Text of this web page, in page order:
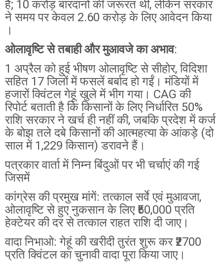
है; 10 करोड़ बारदानों की जरूरत थी, लेकिन सरकार
ने समय पर केवल 2.60 करोड़ के लिए आवेदन किया
।
ओलावृष्टि से तबाही और मुआवजे का अभाव:
1 अप्रैल को हुई भीषण ओलावृष्टि से सीहोर, विदिशा
सहित 17 जिलों में फसलें बर्बाद हो गईं। मंडियों में
हजारों क्विंटल गेहूं खुले में भीग गया। CAG की
रिपोर्ट बताती है कि किसानों के लिए निर्धारित 50%
राशि सरकार ने खर्च ही नहीं की, जबकि प्रदेश में कर्ज
के बोझ तले दबे किसानों की आत्महत्या के आंकड़े (दो
साल में 1,229 किसान) डरावने हैं।
पत्रकार वार्ता में निम्न बिंदुओं पर भी चर्चाएं की गई
जिसमें
कांग्रेस की प्रमुख मांगें: तत्काल सर्वे एवं मुआवजा,
ओलावृष्टि से हुए नुकसान के लिए ₹50,000 प्रति
हेक्टेयर की दर से तत्काल राहत राशि दी जाए।
वादा निभाओ: गेहूं की खरीदी तुरंत शुरू कर ₹2700
प्रति क्विंटल का चुनावी वादा पूरा किया जाए।